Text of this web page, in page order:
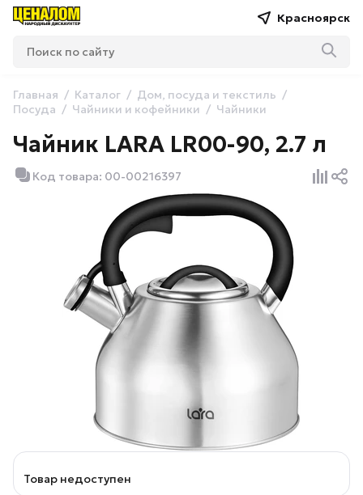
Красноярск
Главная Каталог
Дом, посуда и текстиль
Посуда
Чайники и кофейники Чайники
Чайник LARA LR00-90, 2.7 л
Код товара: 00-00216397
Товар недоступен